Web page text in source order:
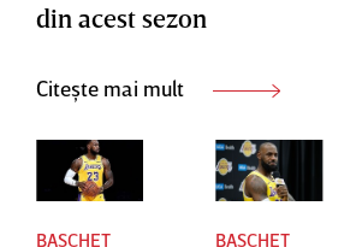
din acest sezon
Citește mai mult
BASCHET BASCHET